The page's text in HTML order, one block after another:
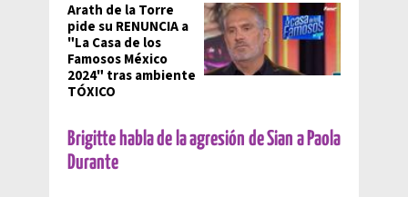
Arath de la Torre
pide su RENUNCIA a
"La Casa de los
Famosos México
2024" tras ambiente
TÓXICO
Brigitte habla de la agresión de Sian a Paola
Durante